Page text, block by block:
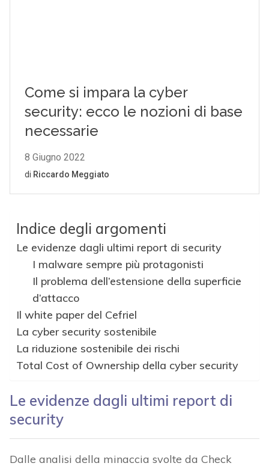
Indice degli argomenti
Le evidenze dagli ultimi report di security
I malware sempre più protagonisti
Il problema dell’estensione della superficie
d’attacco
Il white paper del Cefriel
La cyber security sostenibile
La riduzione sostenibile dei rischi
Total Cost of Ownership della cyber security
Le evidenze dagli ultimi report di
security
Dalle analisi della minaccia svolte da Check